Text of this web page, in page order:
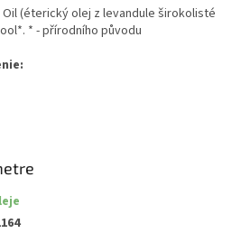
Oil (éterický olej z levandule širokolisté
* - přírodního původu